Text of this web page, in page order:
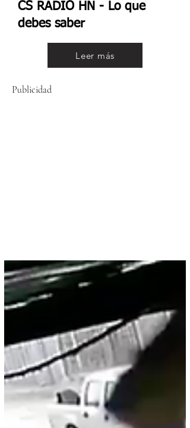
CS RADIO HN - Lo que
debes saber
Leer más
Publicidad